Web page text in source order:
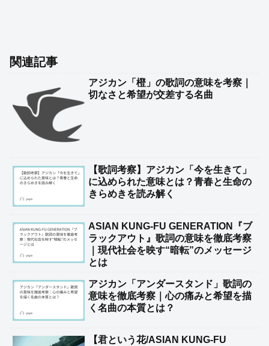
関連記事
アジカン「橙」の歌詞の意味を考察｜
切なさと希望が交差する名曲
【歌詞考察】アジカン「今を生きて」
に込められた意味とは？青春と生命の
きらめきを読み解く
ASIAN KUNG-FU GENERATION『ブ
ラックアウト』歌詞の意味を徹底考察
｜現代社会を映す“暗転”のメッセージ
とは
アジカン「アンダースタンド」歌詞の
意味を徹底考察｜心の痛みと希望を描
く名曲の本質とは？
【君という花/ASIAN KUNG-FU